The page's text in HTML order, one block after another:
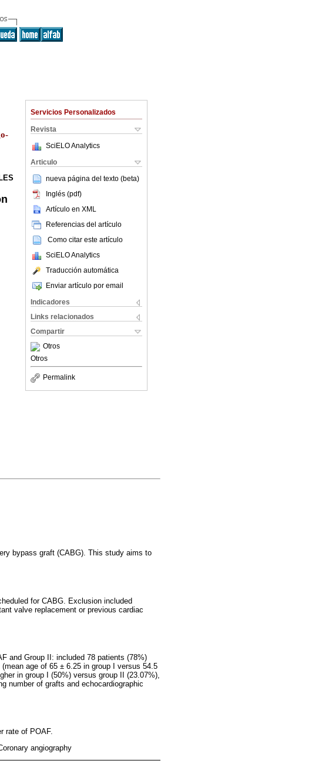
Servicios Personalizados
Revista
SciELO Analytics
Articulo
nueva página del texto (beta)
Inglés (pdf)
Artículo en XML
Referencias del artículo
Como citar este artículo
SciELO Analytics
Traducción automática
Enviar artículo por email
Indicadores
Links relacionados
Compartir
Otros
Otros
Permalink
bypass graft (CABG). This study aims to
for CABG. Exclusion included
valve replacement or previous cardiac
and Group II: included 78 patients (78%)
age of 65 ± 6.25 in group I versus 54.5
in group I (50%) versus group II (23.07%),
number of grafts and echocardiographic
rate of POAF.
angiography